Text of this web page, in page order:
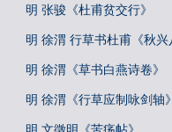
明 张骏《杜甫贫交行》
明 徐渭 行草书杜甫《秋
明 徐渭《草书白燕诗卷》
明 徐渭《行草应制咏剑轴》